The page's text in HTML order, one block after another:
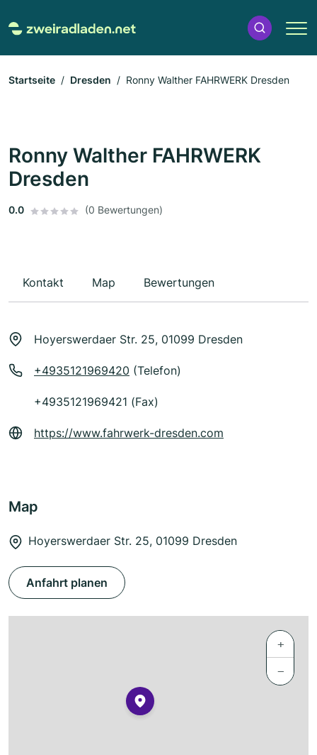
Startseite Dresden Ronny Walther FAHRWERK Dresden
Ronny Walther FAHRWERK
Dresden
0.0 (0 Bewertungen)
Kontakt Map Bewertungen
Hoyerswerdaer Str. 25, 01099 Dresden
+4935121969420 (Telefon)
+4935121969421 (Fax)
https://www.fahrwerk-dresden.com
Map
Hoyerswerdaer Str. 25, 01099 Dresden
Anfahrt planen
+
−